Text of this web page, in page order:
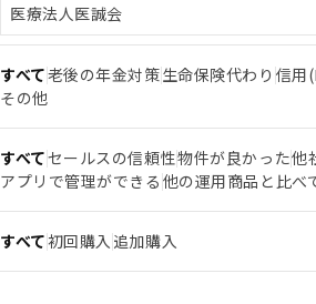
すべて老後の年金対策生命保険代わり 信用
その他
すべてセールスの信頼性物件が良かった他
アプリで管理ができる 他の運用商品と比べ
すべて初回購入 追加購入